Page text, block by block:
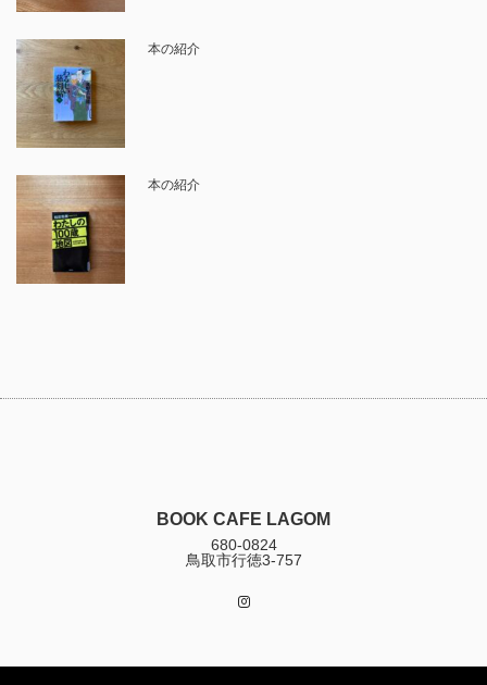
本の紹介
本の紹介
BOOK CAFE LAGOM
680-0824
鳥取市行徳3-757